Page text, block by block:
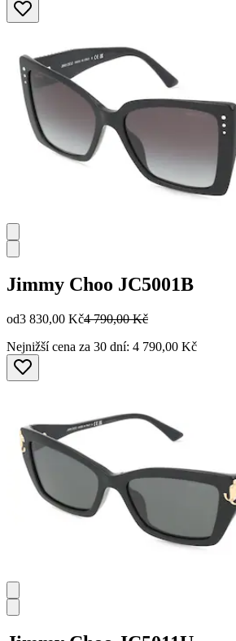
Jimmy Choo JC5001B
od3 830,00 Kč4 790,00 Kč
Nejnižší cena za 30 dní: 4 790,00 Kč